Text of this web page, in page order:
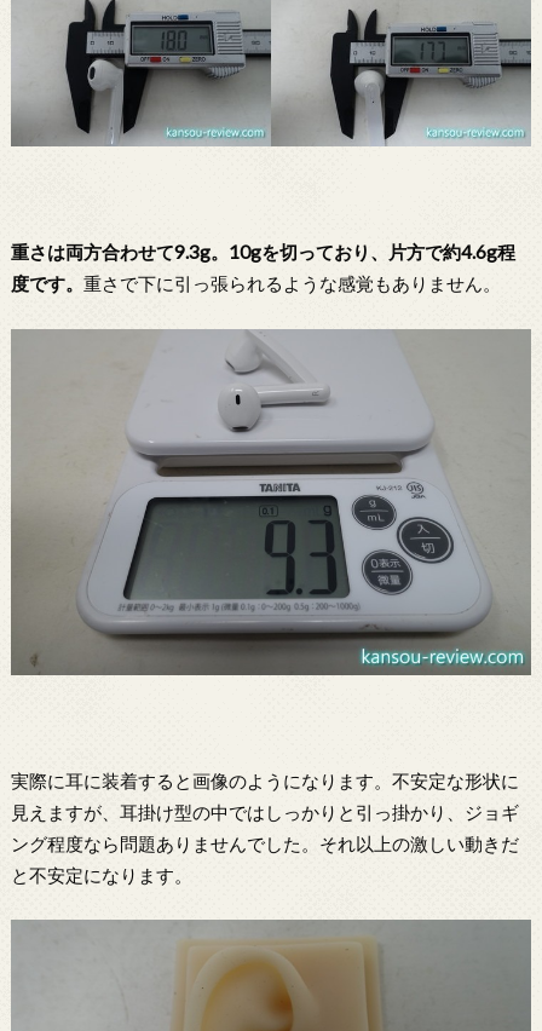
重さは両方合わせて9.3g。10gを切っており、片方で約4.6g程
度です。 重さで下に引っ張られるような感覚もありません。
実際に耳に装着すると画像のようになります。不安定な形状に
見えますが、耳掛け型の中ではしっかりと引っ掛かり、ジョギ
ング程度なら問題ありませんでした。それ以上の激しい動きだ
と不安定になります。